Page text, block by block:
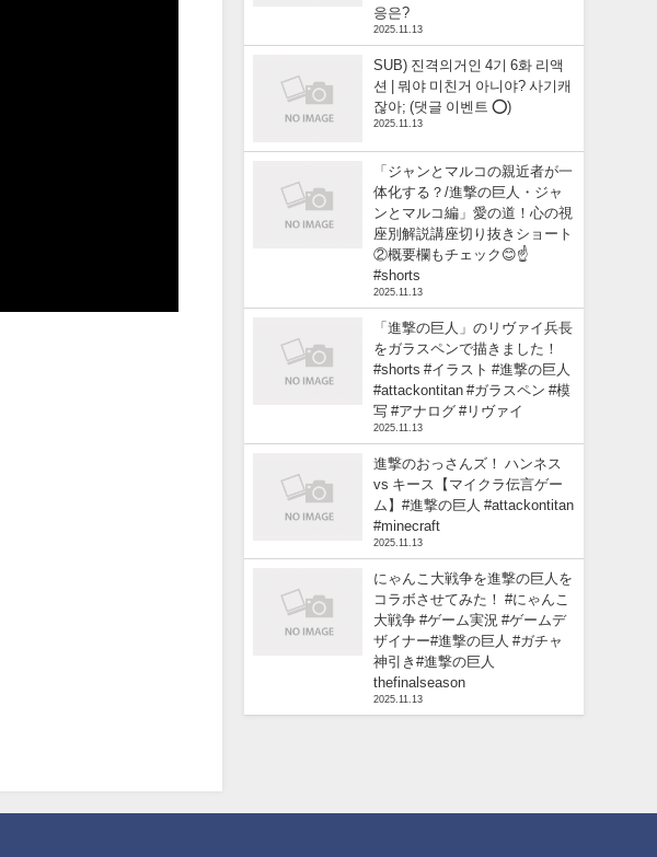
응은?
2025.11.13
SUB) 진격의거인 4기 6화 리액
션 | 뭐야 미친거 아니야? 사기캐
잖아; (댓글 이벤트 ⭕)
2025.11.13
「ジャンとマルコの親近者が一
体化する？/進撃の巨人・ジャ
ンとマルコ編」愛の道！心の視
座別解説講座切り抜きショート
②概要欄もチェック😊☝️
#shorts
2025.11.13
「進撃の巨人」のリヴァイ兵長
をガラスペンで描きました！
#shorts #イラスト #進撃の巨人
#attackontitan #ガラスペン #模
写 #アナログ #リヴァイ
2025.11.13
進撃のおっさんズ！ ハンネス
vs キース【マイクラ伝言ゲー
ム】#進撃の巨人 #attackontitan
#minecraft
2025.11.13
にゃんこ大戦争を進撃の巨人を
コラボさせてみた！ #にゃんこ
大戦争 #ゲーム実況 #ゲームデ
ザイナー#進撃の巨人 #ガチャ
神引き#進撃の巨人
thefinalseason
2025.11.13